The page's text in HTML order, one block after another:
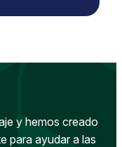
y hemos creado
para ayudar a las